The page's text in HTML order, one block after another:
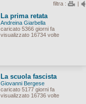
filtra : |
La prima retata
Andreina Giarbella
caricato 5366 giorni fa
visualizzato 16734 volte
La scuola fascista
Giovanni Bergese
caricato 5177 giorni fa
visualizzato 16736 volte